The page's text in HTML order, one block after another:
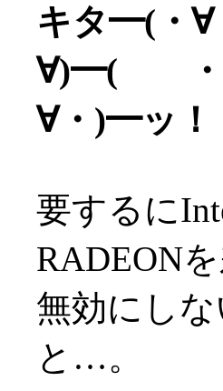
キタ━(・
∀)━(
∀・)━ッ！
要するに
RADEON
無効にし
と…。